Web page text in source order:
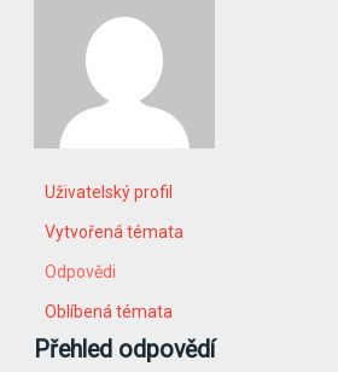
Uživatelský profil
Vytvořená témata
Odpovědi
Oblíbená témata
Přehled odpovědí